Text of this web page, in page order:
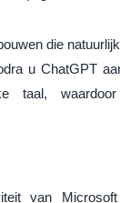
die
u ChatGPT
taal, waardoor
van